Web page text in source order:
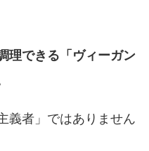
理できる「ヴィーガン
義者」ではありません